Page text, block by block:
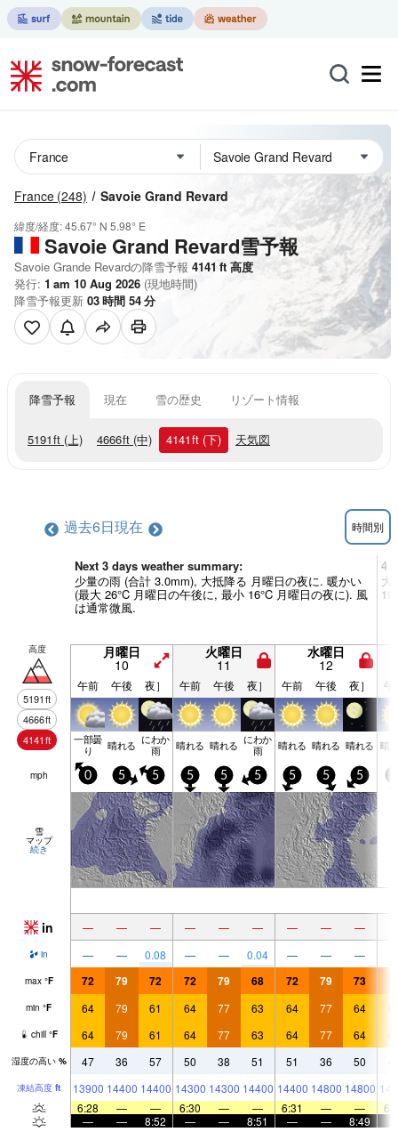
France (248) Savoie Grand Revard
緯度/経度:45.67° N 5.98° E
Savoie Grand Revard雪予報
Savoie Grande Revardの降雪予報 4141 ft 高度
発行: 1 am 10 Aug 2026 (現地時間)
降雪予報更新 03時間 54分
降雪予報 現在 雪の歴史 リゾート情報
5191ft (上) 4666ft (中) 4141ft (下) 天気図
過去6日現在 時間別
Next 3 days weather summary:
少量の雨 (合計 3.0mm), 大抵降る 月曜日の夜に. 暖かい
(最大 26°C 月曜日の午後に, 最小 16°C 月曜日の夜に). 風
は通常微風.
4 -
大
高度
5191ft
4666ft
4141ft
月曜日
10
火曜日
11
水曜日
12
午前 午後 夜］ 午前 午後 夜］ 午前 午後 夜］ 午
一部曇
り 晴れる にわか
雨 晴れる 晴れる にわか
雨 晴れる 晴れる 晴れる 晴
mph 0 5 5 5 5 5 5 5 5
雪
マップ
続き
in — — — — — — — — —
in — — 0.08 — — 0.04 — — —
max °F 72 79 72 72 79 68 72 79 73
min °F 64 79 61 64 77 63 64 77 64
chill °F 64 79 61 64 77 63 64 77 64
湿度の高い % 47 36 57 50 38 51 51 36 50
凍結高度 ft 13900 14400 14400 14300 14300 14400 14400 14800 14800
6:28
— — 6:30 — — 6:31 — —
—
— 8:52 — — 8:51 — — 8:49